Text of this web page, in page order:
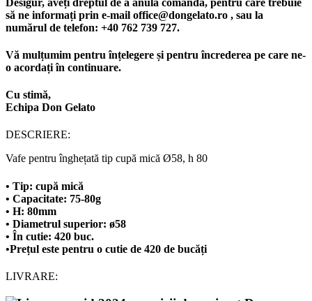
să ne informați prin e-mail office@dongelato.ro , sau la
numărul de telefon: +40 762 739 727.
Vă mulțumim pentru înțelegere și pentru încrederea pe care ne-
o acordați în continuare.
Cu stimă,
Echipa Don Gelato
DESCRIERE:
Vafe pentru înghețată tip cupă mică Ø58, h 80
• Tip: cupă mică
• Capacitate: 75-80g
• H: 80mm
• Diametrul superior: ø58
• În cutie: 420 buc.
•Prețul este pentru o cutie de 420 de bucăți
LIVRARE: